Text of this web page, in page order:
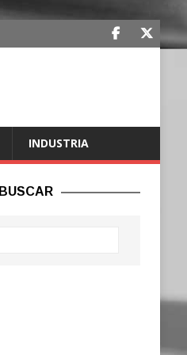
INDUSTRIA
BUSCAR